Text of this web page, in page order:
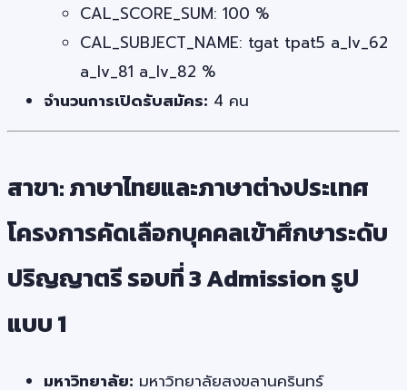
CAL_SCORE_SUM: 100 %
CAL_SUBJECT_NAME: tgat tpat5 a_lv_62
a_lv_81 a_lv_82 %
จำนวนการเปิดรับสมัคร: 4 คน
สาขา: ภาษาไทยและภาษาต่างประเทศ
โครงการคัดเลือกบุคคลเข้าศึกษาระดับ
ปริญญาตรี รอบที่ 3 Admission รูป
แบบ 1
มหาวิทยาลัย: มหาวิทยาลัยสงขลานครินทร์